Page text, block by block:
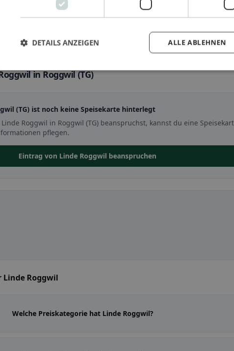
in Roggwil (TG)
(TG) ist noch keine Speisekarte hinterlegt
Roggwil in Roggwil (TG) beanspruchst, kannst du eine
pflegen.
Eintrag von Linde Roggwil beanspruchen
Linde Roggwil
Welche Preiskategorie hat Linde Roggwil?
ALLE ABLEHNEN
DETAILS ANZEIGEN